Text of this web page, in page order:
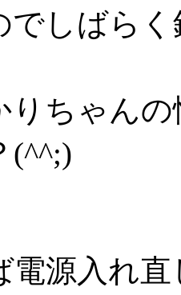
でしばら
ちゃんの
(^^;)
電源入れ